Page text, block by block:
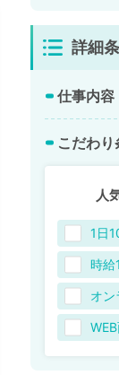
詳細
仕事内容
こだわり
人
1日
時給
オン